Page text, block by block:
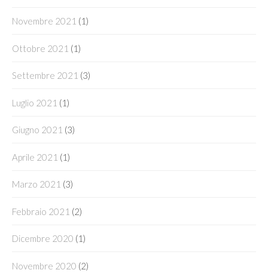
Novembre 2021 (1)
Ottobre 2021 (1)
Settembre 2021 (3)
Luglio 2021 (1)
Giugno 2021 (3)
Aprile 2021 (1)
Marzo 2021 (3)
Febbraio 2021 (2)
Dicembre 2020 (1)
Novembre 2020 (2)